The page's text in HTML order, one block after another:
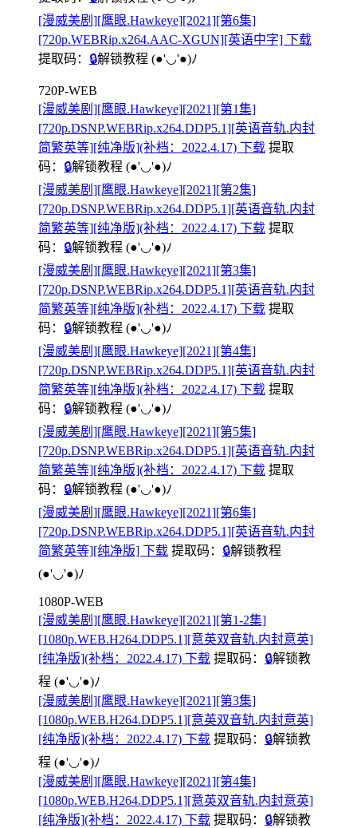
[漫威美剧][鹰眼.Hawkeye][2021][第6集]
[720p.WEBRip.x264.AAC-XGUN][英语中字] 下载
提取码： 🔒解锁教程 (●'◡'●)ﾉ
720P-WEB
[漫威美剧][鹰眼.Hawkeye][2021][第1集]
[720p.DSNP.WEBRip.x264.DDP5.1][英语音轨.内封
简繁英等][纯净版](补档：2022.4.17) 下载 提取
码： 🔒解锁教程 (●'◡'●)ﾉ
[漫威美剧][鹰眼.Hawkeye][2021][第2集]
[720p.DSNP.WEBRip.x264.DDP5.1][英语音轨.内封
简繁英等][纯净版](补档：2022.4.17) 下载 提取
码： 🔒解锁教程 (●'◡'●)ﾉ
[漫威美剧][鹰眼.Hawkeye][2021][第3集]
[720p.DSNP.WEBRip.x264.DDP5.1][英语音轨.内封
简繁英等][纯净版](补档：2022.4.17) 下载 提取
码： 🔒解锁教程 (●'◡'●)ﾉ
[漫威美剧][鹰眼.Hawkeye][2021][第4集]
[720p.DSNP.WEBRip.x264.DDP5.1][英语音轨.内封
简繁英等][纯净版](补档：2022.4.17) 下载 提取
码： 🔒解锁教程 (●'◡'●)ﾉ
[漫威美剧][鹰眼.Hawkeye][2021][第5集]
[720p.DSNP.WEBRip.x264.DDP5.1][英语音轨.内封
简繁英等][纯净版](补档：2022.4.17) 下载 提取
码： 🔒解锁教程 (●'◡'●)ﾉ
[漫威美剧][鹰眼.Hawkeye][2021][第6集]
[720p.DSNP.WEBRip.x264.DDP5.1][英语音轨.内封
简繁英等][纯净版] 下载 提取码： 🔒解锁教程
(●'◡'●)ﾉ
1080P-WEB
[漫威美剧][鹰眼.Hawkeye][2021][第1-2集]
[1080p.WEB.H264.DDP5.1][意英双音轨.内封意英]
[纯净版](补档：2022.4.17) 下载 提取码： 🔒解锁教
程 (●'◡'●)ﾉ
[漫威美剧][鹰眼.Hawkeye][2021][第3集]
[1080p.WEB.H264.DDP5.1][意英双音轨.内封意英]
[纯净版](补档：2022.4.17) 下载 提取码： 🔒解锁教
程 (●'◡'●)ﾉ
[漫威美剧][鹰眼.Hawkeye][2021][第4集]
[1080p.WEB.H264.DDP5.1][意英双音轨.内封意英]
[纯净版](补档：2022.4.17) 下载 提取码： 🔒解锁教